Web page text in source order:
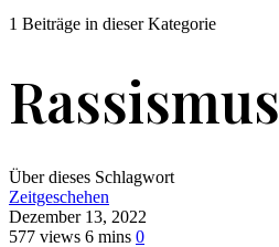
1 Beiträge in dieser Kategorie
Rassismus
Über dieses Schlagwort
Zeitgeschehen
Dezember 13, 2022
577 views 6 mins 0